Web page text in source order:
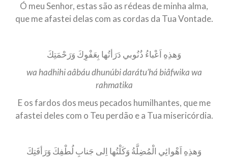
Ó meu Senhor, estas são as rédeas de minha alma,
que me afastei delas com as cordas da Tua Vontade.
وَهذِهِ اَعْباءُ ذُنُوبي دَرَأتُها بِعَفْوِكَ وَرَحْمَتِكَ
wa hadhihi aâbáu dhunúbi darátu’há biâfwika wa
rahmatika
E os fardos dos meus pecados humilhantes, que me
afastei deles com o Teu perdão e a Tua misericórdia.
وَهذِهِ اَهْوائِي الْمُضِلَّةُ وَكَلْتُها اِلى جَنابِ لُطْفِكَ وَرَأفَتِكَ